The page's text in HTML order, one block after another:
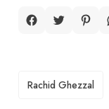
TAGS
Rachid Ghezzal